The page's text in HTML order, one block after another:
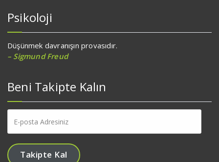
Psikoloji
Düşünmek davranışın provasıdır.
– Sigmund Freud
Beni Takipte Kalın
posta
Adresiniz
Takipte Kal